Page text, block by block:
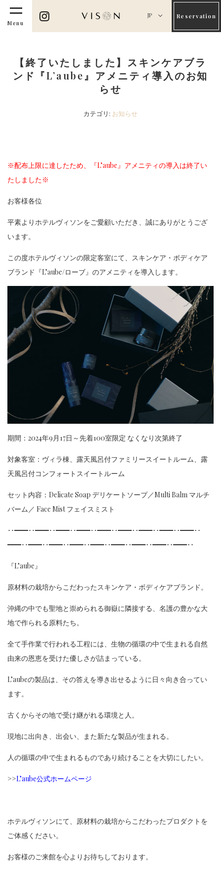
JP
Menu
Reservation
【終了いたしました】スキンケアブラ
ンド『L’aube』アメニティ導入のお知
らせ
カテゴリ: お知らせ
※配布上限に達したため、『L’aube』アメニティの導入は終了い
たしました※
お客様各位
平素よりホテルヴィソンをご愛顧いただき、誠にありがとうござ
います。
この度ホテルヴィソンの限定客室にて、スキンケア・ボディケア
ブランド『L’aube/ローブ』のアメニティを導入します。
期間：2024年9月17日～先着100室限定 なくなり次第終了
対象客室：ヴィラ棟、露天風呂付ファミリースイートルーム、露
天風呂付コンフォートスイートルーム
セット内容：Delicate Soap デリケートソープ／Multi Balm マルチ
バーム／ Face Mist フェイスミスト
･･━━･･━━･･━━･･━━･･━━･･━━･･━━･･━━･･━━･･
━━･･━━･･━━･･━━･･━━･･━━･･━━･･━━･･━━･･
『L’aube』
原材料の栽培からこだわったスキンケア・ボディケアブランド。
沖縄の中でも聖地と崇められる御嶽に隣接する、名護の豊かな大
地で作られる原料たち。
全て手作業で行われる工程には、生物の循環の中で生まれる自然
由来の恩恵を受けた優しさが詰まっている。
L’aubeの製品は、その答えを導き出せるように日々向き合ってい
ます。
古くからその地で受け継がれる環境と人。
現地に出向き、出会い、また新たな製品が生まれる。
人の循環の中で生まれるものであり続けることを大切にしたい。
>>L’aube公式ホームページ
ホテルヴィソンにて、原材料の栽培からこだわったプロダクトを
ご体感ください。
お客様のご来館を心よりお待ちしております。